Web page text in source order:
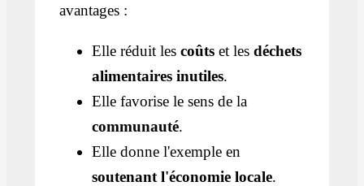
avantages :
Elle réduit lescoûts et lesdéchets
alimentaires inutiles.
Elle favorise le sens de la
communauté.
Elle donne l'exemple en
soutenant l'économie locale.